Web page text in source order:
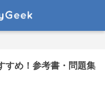
すめ！参考書・問題集